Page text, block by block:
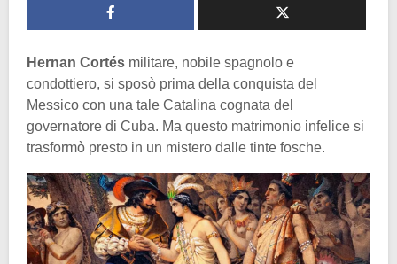
Hernan Cortés militare, nobile spagnolo e
condottiero, si sposò prima della conquista del
Messico con una tale Catalina cognata del
governatore di Cuba. Ma questo matrimonio infelice si
trasformò presto in un mistero dalle tinte fosche.